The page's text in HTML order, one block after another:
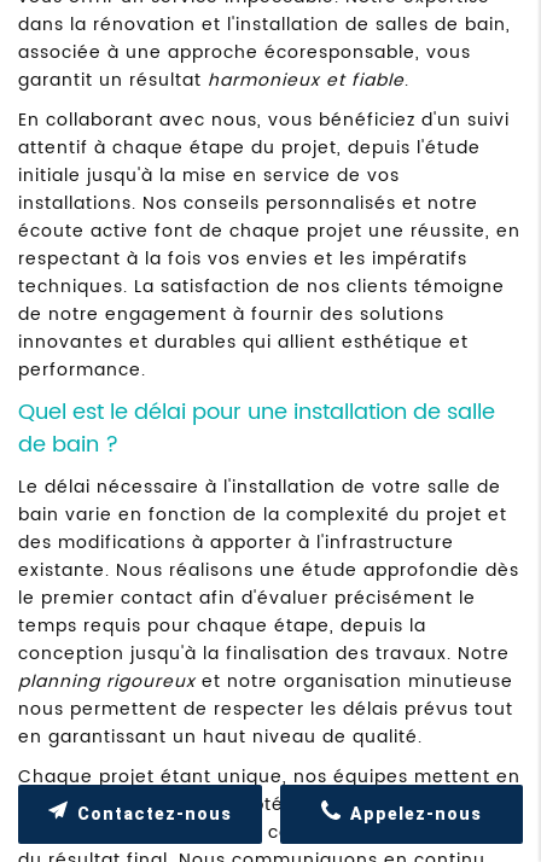
dans la rénovation et l'installation de salles de bain,
associée à une approche écoresponsable, vous
garantit un résultat harmonieux et fiable.
En collaborant avec nous, vous bénéficiez d'un suivi
attentif à chaque étape du projet, depuis l'étude
initiale jusqu'à la mise en service de vos
installations. Nos conseils personnalisés et notre
écoute active font de chaque projet une réussite, en
respectant à la fois vos envies et les impératifs
techniques. La satisfaction de nos clients témoigne
de notre engagement à fournir des solutions
innovantes et durables qui allient esthétique et
performance.
Quel est le délai pour une installation de salle
de bain ?
Le délai nécessaire à l'installation de votre salle de
bain varie en fonction de la complexité du projet et
des modifications à apporter à l'infrastructure
existante. Nous réalisons une étude approfondie dès
le premier contact afin d'évaluer précisément le
temps requis pour chaque étape, depuis la
conception jusqu'à la finalisation des travaux. Notre
planning rigoureuxet notre organisation minutieuse
nous permettent de respecter les délais prévus tout
en garantissant un haut niveau de qualité.
Chaque projet étant unique, nos équipes mettent en
place des stratégies adaptées pour optimiser le
temps de réalisation sans compromettre la qualité
Appelez-nous
Contactez-nous